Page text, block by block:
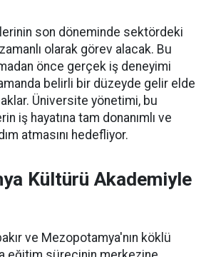
son döneminde sektördeki
olarak görev alacak. Bu
önce gerçek iş deneyimi
belirli bir düzeyde gelir elde
Üniversite yönetimi, bu
iş hayatına tam donanımlı ve
atmasını hedefliyor.
Kültürü Akademiyle
ve Mezopotamya'nın köklü